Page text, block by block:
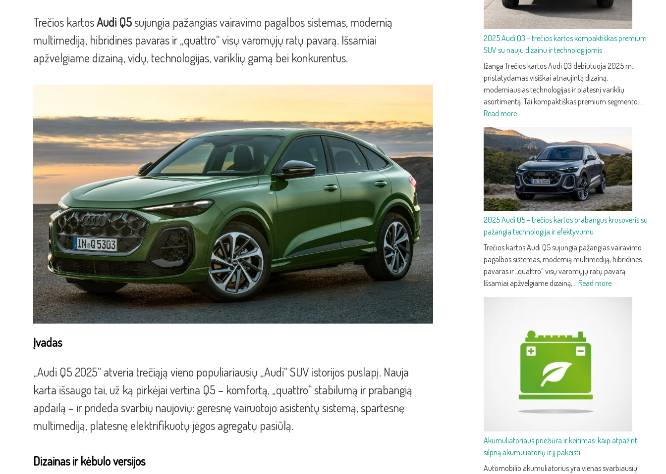
Trečios kartosAudi Q5sujungia pažangias vairavimo pagalbos sistemas, modernią
multimediją, hibridines pavaras ir „quattro“ visų varomųjų ratų pavarą. Išsamiai
apžvelgiame dizainą, vidų, technologijas, variklių gamą bei konkurentus.
Įvadas
„Audi Q5 2025“ atveria trečiąją vieno populiariausių „Audi“ SUV istorijos puslapį. Nauja
karta išsaugo tai, už ką pirkėjai vertina Q5 – komfortą, „quattro“ stabilumą ir prabangią
apdailą – ir prideda svarbių naujovių: geresnę vairuotojo asistentų sistemą, spartesnę
multimediją, platesnę elektrifikuotų jėgos agregatų pasiūlą.
Dizainas ir kėbulo versijos
2025 Audi Q3 – trečios kartos kompaktiškas premium
SUV su nauju dizainu ir technologijomis
Įžanga Trečios kartos Audi Q3 debiutuoja 2025 m.,
pristatydamas visiškai atnaujintą dizainą,
moderniausias technologijas ir platesnį variklių
asortimentą. Tai kompaktiškas premium segmento…
Read more:
Audi
Q3
–
trečios
kartos
kompaktiškas
premium
SUV
su
nauju
dizainu
technologijomis
2025 Audi Q5 – trečios kartos prabangus krosoveris su
pažangia technologija ir efektyvumu
Trečios kartos Audi Q5 sujungia pažangias vairavimo
pagalbos sistemas, modernią multimediją, hibridines
pavaras ir „quattro“ visų varomųjų ratų pavarą.
Išsamiai apžvelgiame dizainą,… Read more:
efektyvumu
Akumuliatoriaus priežiūra ir keitimas: kaip atpažinti
silpną akumuliatorių ir jį pakeisti
Automobilio akumuliatorius yra vienas svarbiausių